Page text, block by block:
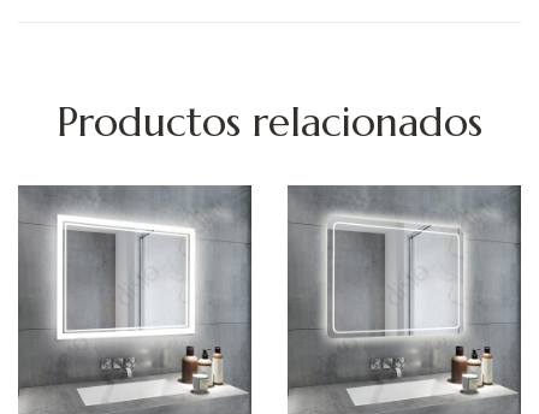
Productos relacionados